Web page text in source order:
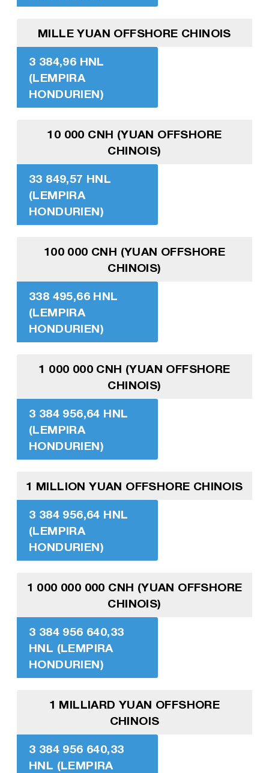
MILLE YUAN OFFSHORE CHINOIS
3 384,96 HNL
(LEMPIRA
HONDURIEN)
10 000 CNH (YUAN OFFSHORE
CHINOIS)
33 849,57 HNL
(LEMPIRA
HONDURIEN)
100 000 CNH (YUAN OFFSHORE
CHINOIS)
338 495,66 HNL
(LEMPIRA
HONDURIEN)
1 000 000 CNH (YUAN OFFSHORE
CHINOIS)
3 384 956,64 HNL
(LEMPIRA
HONDURIEN)
1 MILLION YUAN OFFSHORE CHINOIS
3 384 956,64 HNL
(LEMPIRA
HONDURIEN)
1 000 000 000 CNH (YUAN OFFSHORE
CHINOIS)
3 384 956 640,33
HNL (LEMPIRA
HONDURIEN)
1 MILLIARD YUAN OFFSHORE
CHINOIS
3 384 956 640,33
HNL (LEMPIRA